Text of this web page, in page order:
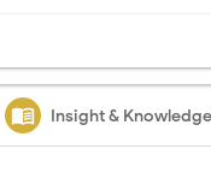
menu_book Insight & Knowledge